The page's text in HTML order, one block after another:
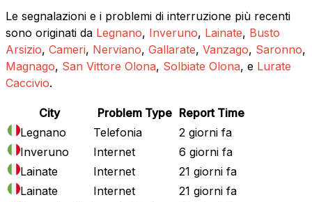
Le segnalazioni e i problemi di interruzione più recenti
sono originati da Legnano, Inveruno, Lainate, Busto
Arsizio, Cameri, Nerviano, Gallarate, Vanzago, Saronno,
Magnago, San Vittore Olona, Solbiate Olona, e Lurate
Caccivio.
City Problem Type Report Time
Legnano
Telefonia
2 giorni fa
Inveruno
Internet
6 giorni fa
Lainate
Internet
21 giorni fa
Lainate
Internet
21 giorni fa